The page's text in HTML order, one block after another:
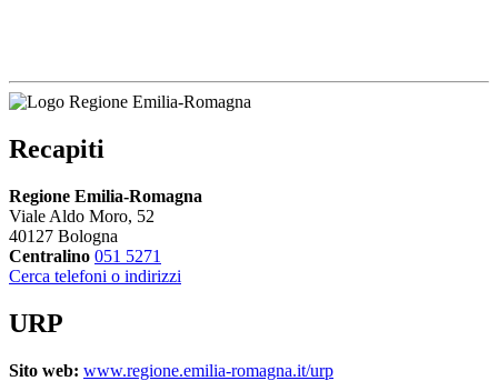
Recapiti
Regione Emilia-Romagna
Viale Aldo Moro, 52
40127 Bologna
Centralino 051 5271
Cerca telefoni o indirizzi
URP
Sito web: www.regione.emilia-romagna.it/urp